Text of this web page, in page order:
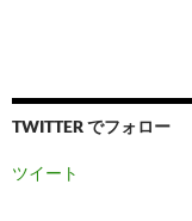
TWITTER でフォロー
ツイート